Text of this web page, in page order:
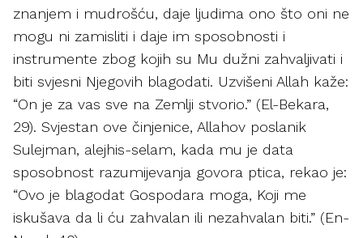
znanjem i mudrošću, daje ljudima ono što oni ne
mogu ni zamisliti i daje im sposobnosti i
instrumente zbog kojih su Mu dužni zahvaljivati i
biti svjesni Njegovih blagodati. Uzvišeni Allah kaže:
“On je za vas sve na Zemlji stvorio.” (El-Bekara,
29). Svjestan ove činjenice, Allahov poslanik
Sulejman, alejhis-selam, kada mu je data
sposobnost razumijevanja govora ptica, rekao je:
“Ovo je blagodat Gospodara moga, Koji me
iskušava da li ću zahvalan ili nezahvalan biti.” (En-